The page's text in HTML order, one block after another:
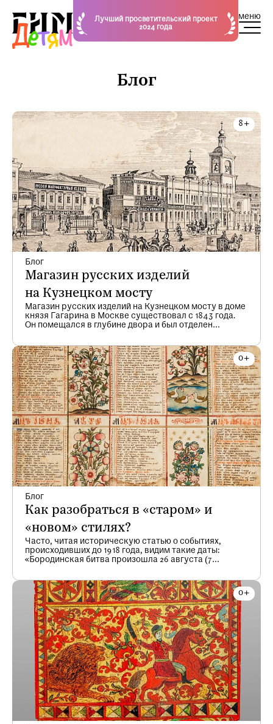
Лучший просветительский проект
2024 года
меню
Блог
Блог
Магазин русских изделий
на Кузнецком мосту
Магазин русских изделий на Кузнецком мосту в доме
князя Гагарина в Москве существовал с 1843 года.
Он помещался в глубине двора и был отделен
на литографии видна церковь «Знамения».
Блог
Как разобраться в «старом» и
«новом» стилях?
Часто, читая историческую статью о событиях,
происходивших до 1918 года, видим такие даты:
«Бородинская битва произошла 26 августа (7
них верна? В чем разница? Зачем эти скобки? Не
одна сотня, а то и тысяча людей ежегодно ломает
голову над этими вопросами. А на самом деле, все
просто. Избавим вас, дорогие читатели, от
множества чисел и расчетов, и объясним все «на
пальцах».